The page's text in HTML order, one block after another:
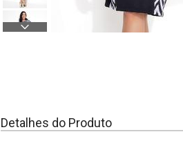
Detalhes do Produto